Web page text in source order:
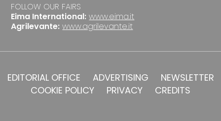
FOLLOW OUR FAIRS
Eima International: www.eima.it
Agrilevante: www.agrilevante.it
EDITORIAL OFFICE ADVERTISING
NEWSLETTER
COOKIE POLICY
PRIVACY CREDITS